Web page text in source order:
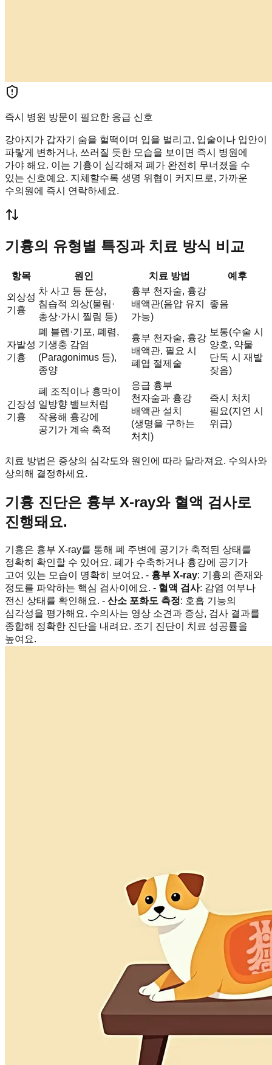
즉시 병원 방문이 필요한 응급 신호
강아지가 갑자기 숨을 헐떡이며 입을 벌리고, 입술이나 입안이
파랗게 변하거나, 쓰러질 듯한 모습을 보이면 즉시 병원에
가야 해요. 이는 기흉이 심각해져 폐가 완전히 무너졌을 수
있는 신호예요. 지체할수록 생명 위협이 커지므로, 가까운
수의원에 즉시 연락하세요.
기흉의 유형별 특징과 치료 방식 비교
항목 원인 치료 방법 예후
외상성
기흉
차 사고 등 둔상,
침습적 외상(물림·
총상·가시 찔림 등)
흉부 천자술, 흉강
배액관(음압 유지
가능)
좋음
자발성
기흉
폐 블렙·기포, 폐렴,
기생충 감염
(Paragonimus 등),
종양
흉부 천자술, 흉강
배액관, 필요 시
폐엽 절제술
보통(수술 시
양호, 약물
단독 시 재발
잦음)
긴장성
기흉
폐 조직이나 흉막이
일방향 밸브처럼
작용해 흉강에
공기가 계속 축적
응급 흉부
천자술과 흉강
배액관 설치
(생명을 구하는
처치)
즉시 처치
필요(지연 시
위급)
치료 방법은 증상의 심각도와 원인에 따라 달라져요. 수의사와
상의해 결정하세요.
기흉 진단은 흉부 X-ray와 혈액 검사로
진행돼요.
기흉은 흉부 X-ray를 통해 폐 주변에 공기가 축적된 상태를
정확히 확인할 수 있어요. 폐가 수축하거나 흉강에 공기가
고여 있는 모습이 명확히 보여요. - 흉부 X-ray: 기흉의 존재와
정도를 파악하는 핵심 검사이에요. - 혈액 검사: 감염 여부나
전신 상태를 확인해요. - 산소 포화도 측정: 호흡 기능의
심각성을 평가해요. 수의사는 영상 소견과 증상, 검사 결과를
종합해 정확한 진단을 내려요. 조기 진단이 치료 성공률을
높여요.